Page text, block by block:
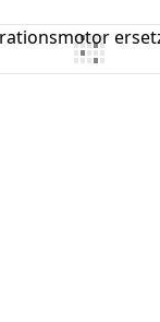
hinzufügen